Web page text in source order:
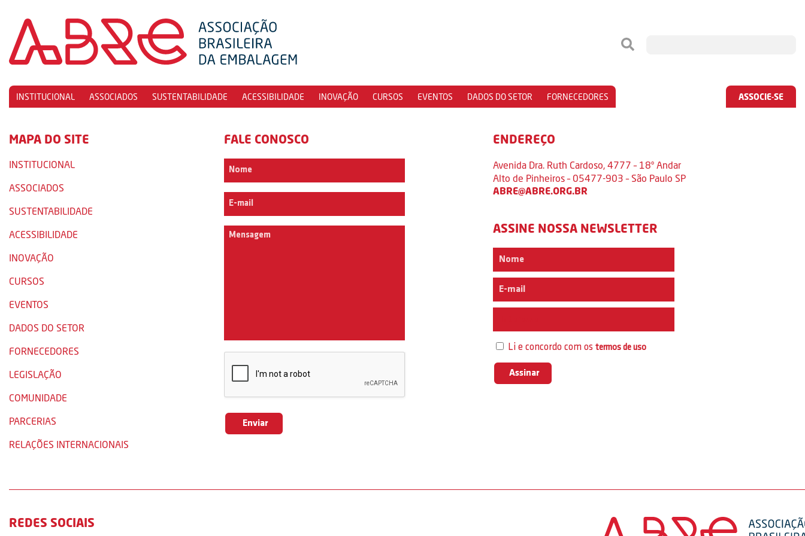
INSTITUCIONAL ASSOCIADOS SUSTENTABILIDADE ACESSIBILIDADE INOVAÇÃO CURSOS EVENTOS DADOS DO SETOR FORNECEDORES ASSOCIE-SE
MAPA DO SITE
INSTITUCIONAL
ASSOCIADOS
SUSTENTABILIDADE
ACESSIBILIDADE
INOVAÇÃO
CURSOS
EVENTOS
DADOS DO SETOR
FORNECEDORES
LEGISLAÇÃO
COMUNIDADE
PARCERIAS
RELAÇÕES INTERNACIONAIS
FALE CONOSCO ENDEREÇO
Avenida Dra. Ruth Cardoso, 4777 – 18º Andar
Alto de Pinheiros – 05477-903 – São Paulo SP
ABRE@ABRE.ORG.BR
ASSINE NOSSA NEWSLETTER
Li e concordo com ostermos de uso
REDES SOCIAIS